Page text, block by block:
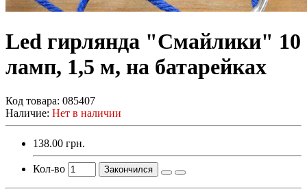
Led гирлянда "Смайлики" 10
ламп, 1,5 м, на батарейках
Код товара: 085407
Наличие: Нет в наличии
138.00 грн.
Кол-во Закончился